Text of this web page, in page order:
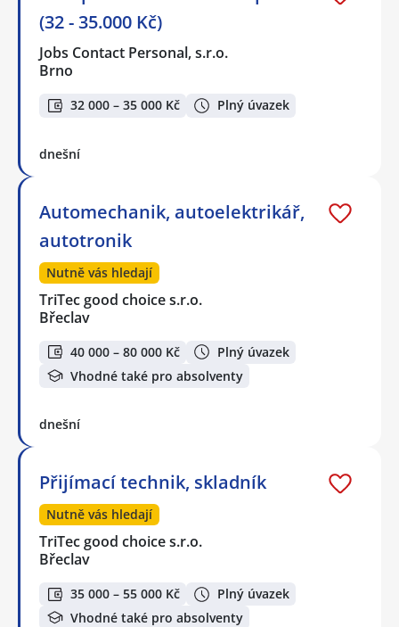
(32 - 35.000 Kč)
Jobs Contact Personal, s.r.o.
Brno
32 000 – 35 000 Kč Plný úvazek
dnešní
Automechanik, autoelektrikář,
autotronik
Nutně vás hledají
TriTec good choice s.r.o.
Břeclav
40 000 – 80 000 Kč
Plný úvazek
Vhodné také pro absolventy
dnešní
Přijímací technik, skladník
Nutně vás hledají
TriTec good choice s.r.o.
Břeclav
35 000 – 55 000 Kč
Plný úvazek
Vhodné také pro absolventy